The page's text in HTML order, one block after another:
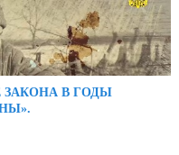
ЗАКОНА В ГОДЫ